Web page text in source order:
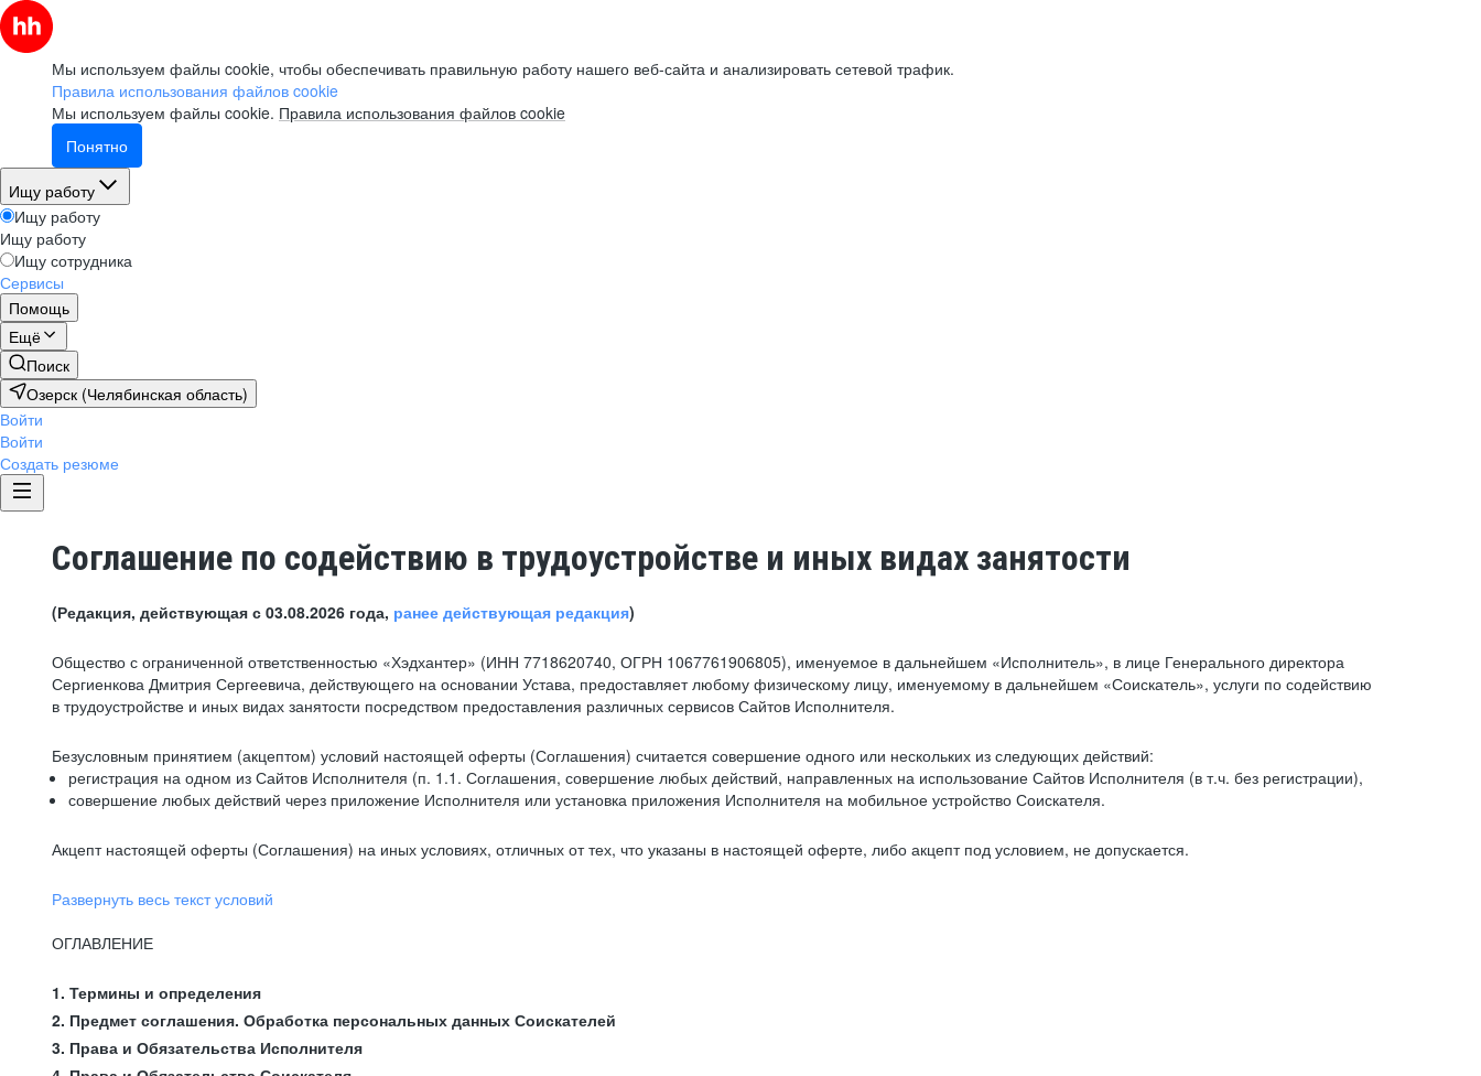
Мы используем файлы cookie, чтобы обеспечивать правильную работу нашего веб-сайта и анализировать сетевой трафик.
Правила использования файлов cookie
Мы используем файлы cookie. Правила использования файлов cookie
Понятно
Ищу работу
Ищу работу
Ищу работу
Ищу сотрудника
Сервисы
Помощь
Ещё
Поиск
Озерск (Челябинская область)
Войти
Войти
Создать резюме
Соглашение по содействию в трудоустройстве и иных видах занятости
(Редакция, действующая с 03.08.2026 года, ранее действующая редакция)
Общество с ограниченной ответственностью «Хэдхантер» (ИНН 7718620740, ОГРН 1067761906805), именуемое в дальнейшем «Исполнитель», в лице Генерального директора
Сергиенкова Дмитрия Сергеевича, действующего на основании Устава, предоставляет любому физическому лицу, именуемому в дальнейшем «Соискатель», услуги по содействию
в трудоустройстве и иных видах занятости посредством предоставления различных сервисов Сайтов Исполнителя.
Безусловным принятием (акцептом) условий настоящей оферты (Соглашения) считается совершение одного или нескольких из следующих действий:
регистрация на одном из Сайтов Исполнителя (п. 1.1. Соглашения, совершение любых действий, направленных на использование Сайтов Исполнителя (в т.ч. без регистрации),
совершение любых действий через приложение Исполнителя или установка приложения Исполнителя на мобильное устройство Соискателя.
Акцепт настоящей оферты (Соглашения) на иных условиях, отличных от тех, что указаны в настоящей оферте, либо акцепт под условием, не допускается.
Развернуть весь текст условий
ОГЛАВЛЕНИЕ
1. Термины и определения
2. Предмет соглашения. Обработка персональных данных Соискателей
3. Права и Обязательства Исполнителя